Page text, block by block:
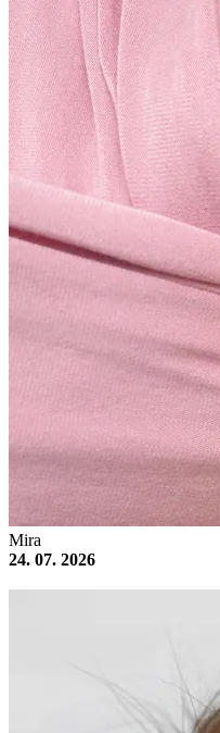
Mira
24. 07. 2026